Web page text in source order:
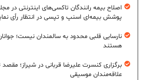
اصلاح بیمه رانندگان تاکسی‌های اینترنتی در
پوشش بیمه‌ای اسنپ و تپسی در انتظار رأی
نارسایی قلبی محدود به سالمندان نیست؛
هستند
برگزاری کنسرت علیرضا قربانی در شیراز؛ مقصد
علاقه‌مندان موسیقی